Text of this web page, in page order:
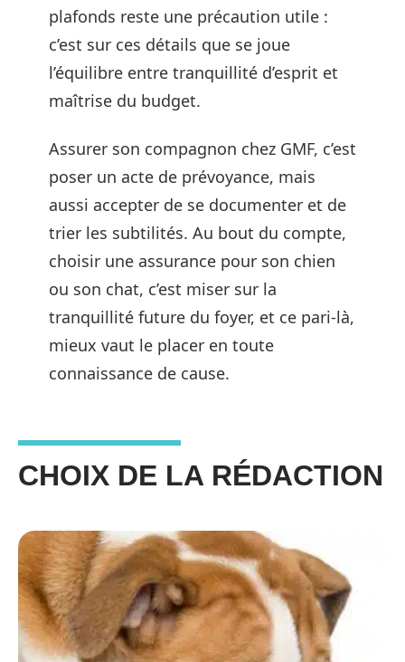
plafonds reste une précaution utile :
c’est sur ces détails que se joue
l’équilibre entre tranquillité d’esprit et
maîtrise du budget.
Assurer son compagnon chez GMF, c’est
poser un acte de prévoyance, mais
aussi accepter de se documenter et de
trier les subtilités. Au bout du compte,
choisir une assurance pour son chien
ou son chat, c’est miser sur la
tranquillité future du foyer, et ce pari-là,
mieux vaut le placer en toute
connaissance de cause.
CHOIX DE LA RÉDACTION